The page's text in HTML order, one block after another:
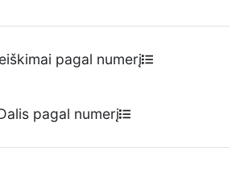
pagal numerį
pagal numerį